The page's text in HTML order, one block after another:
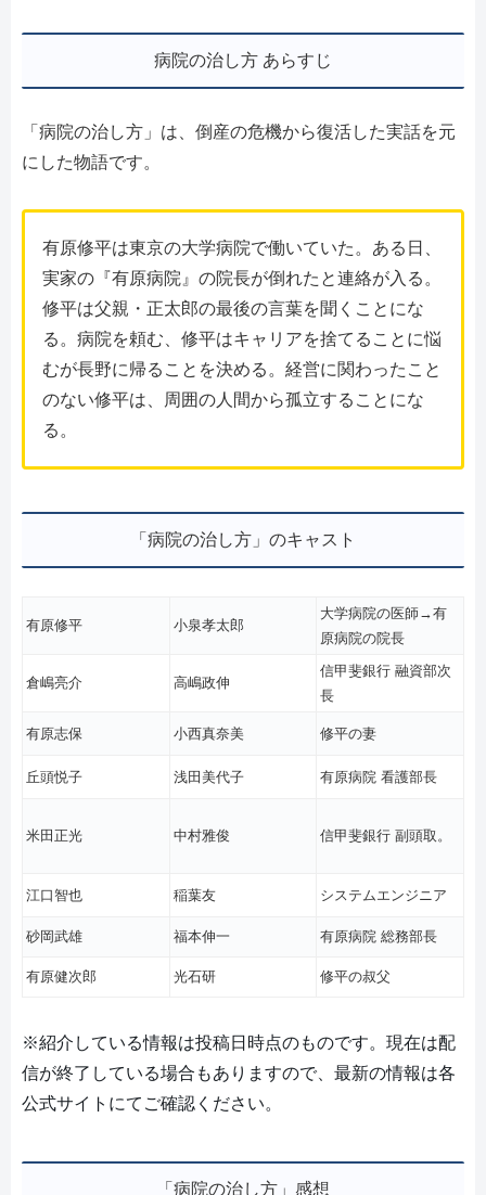
病院の治し方 あらすじ
「病院の治し方」は、倒産の危機から復活した実話を元
にした物語です。
有原修平は東京の大学病院で働いていた。ある日、
実家の『有原病院』の院長が倒れたと連絡が入る。
修平は父親・正太郎の最後の言葉を聞くことにな
る。病院を頼む、修平はキャリアを捨てることに悩
むが長野に帰ることを決める。経営に関わったこと
のない修平は、周囲の人間から孤立することにな
る。
「病院の治し方」のキャスト
有原修平 小泉孝太郎
大学病院の医師→有
原病院の院長
倉嶋亮介 高嶋政伸
信甲斐銀行 融資部次
長
有原志保 小西真奈美 修平の妻
丘頭悦子 浅田美代子 有原病院 看護部長
米田正光 中村雅俊 信甲斐銀行 副頭取。
江口智也 稲葉友 システムエンジニア
砂岡武雄 福本伸一 有原病院 総務部長
有原健次郎 光石研 修平の叔父
※紹介している情報は投稿日時点のものです。現在は配
信が終了している場合もありますので、最新の情報は各
公式サイトにてご確認ください。
「病院の治し方」感想